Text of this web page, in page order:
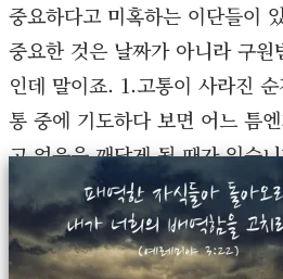
중요하다고 미혹하는 이단들이
중요한 것은 날짜가 아니라 구
인데 말이죠. 1.고통이 사라진
통 중에 기도하다 보면 어느 틈
고 없음을 깨닫게 될 때가 있습
아프지 않게 된 것입니다. 지금